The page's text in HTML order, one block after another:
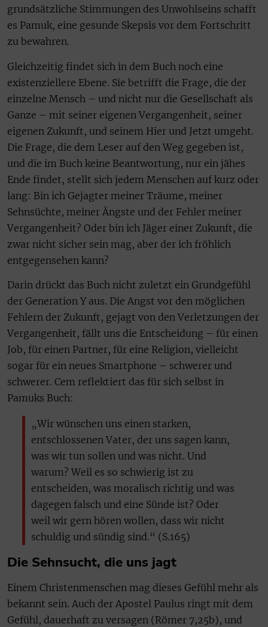
grundsätzliche Stimmungen des Unwohlseins schafft
es Pamuk, eine gesunde Skepsis vor dem Fortschritt
zu bewahren.
Gleichzeitig findet sich in dem Buch noch eine
existenziellere Ebene. Sie betrifft die Frage, die der
einzelne Mensch – und nicht nur die Gesellschaft als
Ganze – mit seiner eigenen Vergangenheit, seiner
eigenen Zukunft, und seinem Hier und Jetzt umgeht.
Die Frage, die dem Leser auf den Weg gegeben ist,
und die im Buch keine Beantwortung, nur ein jähes
Ende findet, stellt sich jedem Menschen auf kurz oder
lang: Bin ich Gejagter meiner Träume, meiner
Sehnsüchte, meiner Ängste und der Fehler meiner
Vergangenheit? Oder bin ich Jäger einer Zukunft, die
zwar nicht sicher sein mag, aber der ich fröhlich
entgegensehen kann?
Darin drückt das Buch nicht zuletzt ein Grundgefühl
der Generation Y aus. Die Angst vor den möglichen
Fehlern der Zukunft, gejagt von den Verletzungen der
Vergangenheit, fällt uns die Entscheidung – für einen
Job, für einen Partner, für eine Religion, vielleicht
sogar für ein neues Smartphone – schwerer und
schwerer. Cem reflektiert das für sich selbst in
Pamuks Buch:
„Wir wünschen uns einen starken,
entschlossenen Vater, der uns sagen kann,
was wir tun sollen und was nicht. Und
warum? Weil es so schwierig ist zu
entscheiden, was moralisch richtig und was
dagegen falsch und eine Sünde ist? Oder
weil wir gern hören wollen, dass wir nicht
schuldig und sündig sind.“ (S.165)
Die Sehnsucht, die uns jagt
Einem Christenmenschen mag dieses Gefühl mehr als
bekannt sein. Auch der Apostel Paulus ringt mit dem
Gefühl, dauerhaft zu versagen (Römer 7,25b), und